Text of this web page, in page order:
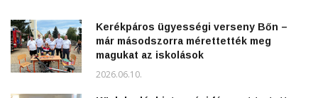
Kerékpáros ügyességi verseny Bőn –
már másodszorra mérettették meg
magukat az iskolások
2026.06.10.